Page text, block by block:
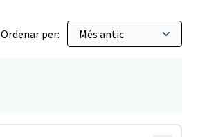
Ordenar per: